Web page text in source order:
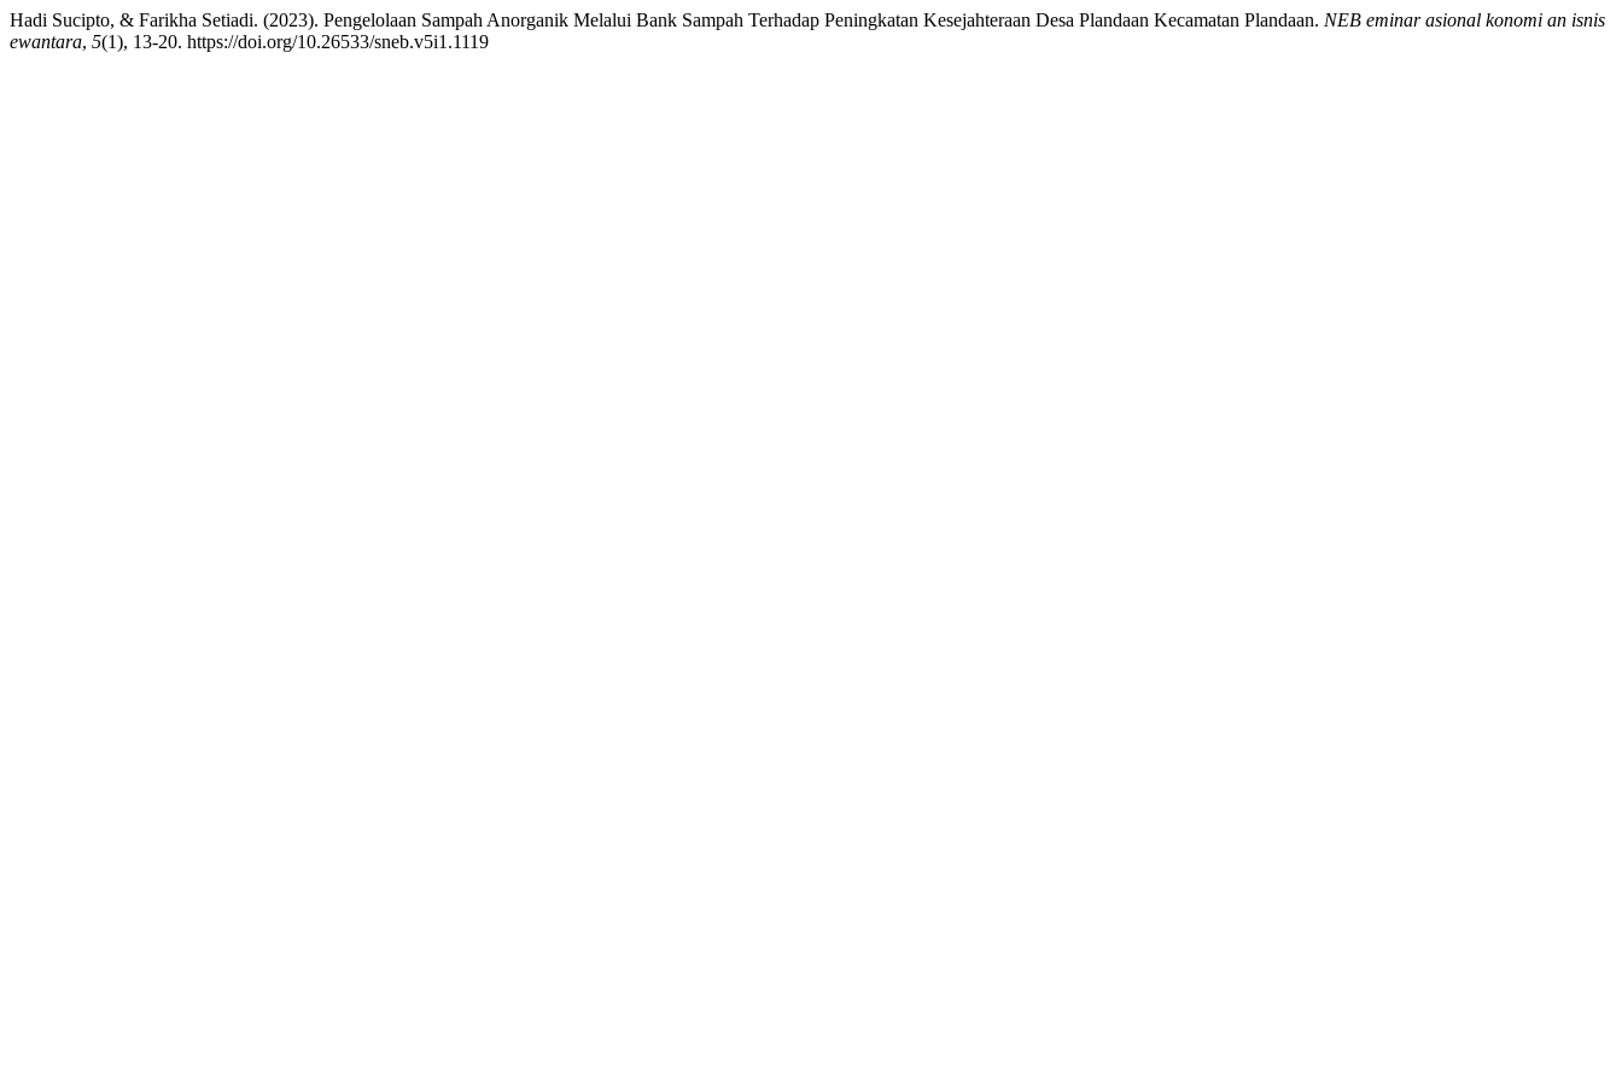
Hadi Sucipto, & Farikha Setiadi. (2023). Pengelolaan Sampah Anorganik Melalui Bank Sampah Terhadap Peningkatan Kesejahteraan Desa Plandaan Kecamatan Plandaan. NEB eminar asional konomi an isnis
ewantara, 5(1), 13-20. https://doi.org/10.26533/sneb.v5i1.1119